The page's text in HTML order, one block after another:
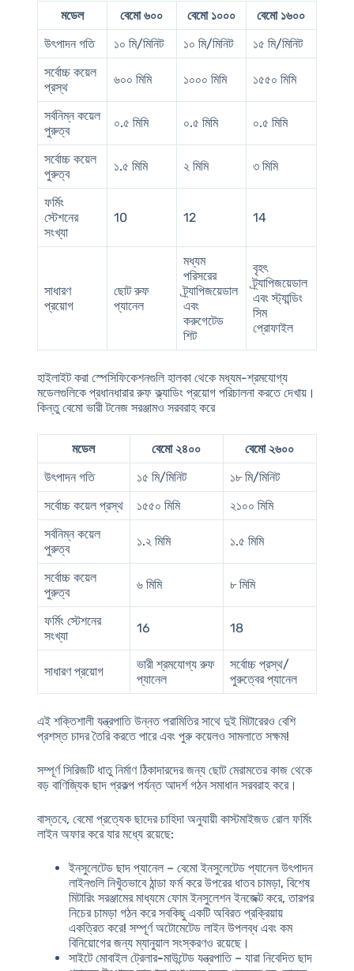
মডেল বেমো ৬০০ বেমো ১০০০
বেমো ১৬০০
উৎপাদন গতি
১০ মি/মিনিট ১০ মি/মিনিট
১৫ মি/মিনিট
সর্বোচ্চ কয়েল
প্রস্থ
৬০০ মিমি ১০০০ মিমি ১৫৫০ মিমি
সর্বনিম্ন কয়েল
পুরুত্ব
০.৫ মিমি ০.৫ মিমি ০.৫ মিমি
সর্বোচ্চ কয়েল
পুরুত্ব
১.৫ মিমি ২ মিমি ৩ মিমি
ফর্মিং
স্টেশনের
সংখ্যা
10 12 14
সাধারণ
প্রয়োগ
ছোট রুফ
প্যানেল
মধ্যম
পরিসরের
ট্র্যাপিজয়েডাল
এবং
করুগেটেড
শিট
বৃহৎ
ট্র্যাপিজয়েডাল
এবং স্ট্যান্ডিং
সিম
প্রোফাইল
হাইলাইট করা স্পেসিফিকেশনগুলি হালকা থেকে মধ্যম-শ্রমযোগ্য
মডেলগুলিকে প্রধানধারার রুফ ক্ল্যাডিং প্রয়োগ পরিচালনা করতে দেখায়।
কিন্তু বেমো ভারী টনেজ সরঞ্জামও সরবরাহ করে
মডেল বেমো ২৪০০
বেমো ২৬০০
উৎপাদন গতি
১৫ মি/মিনিট
১৮ মি/মিনিট
সর্বোচ্চ কয়েল প্রস্থ
১৫৫০ মিমি
২১০০ মিমি
সর্বনিম্ন কয়েল
পুরুত্ব
১.২ মিমি ১.৫ মিমি
সর্বোচ্চ কয়েল
পুরুত্ব
৬ মিমি ৮ মিমি
ফর্মিং স্টেশনের
সংখ্যা
16 18
সাধারণ প্রয়োগ
ভারী শ্রমযোগ্য রুফ
প্যানেল
সর্বোচ্চ প্রস্থ/
পুরুত্বের প্যানেল
এই শক্তিশালী যন্ত্রপাতি উন্নত পরামিতির সাথে দুই মিটারেরও বেশি
প্রশস্ত চাদর তৈরি করতে পারে এবং পুরু কয়েলও সামলাতে সক্ষম!
সম্পূর্ণ সিরিজটি ধাতু নির্মাণ ঠিকাদারদের জন্য ছোট মেরামতের কাজ থেকে
বড় বাণিজ্যিক ছাদ প্রকল্প পর্যন্ত আদর্শ গঠন সমাধান সরবরাহ করে।
বাস্তবে, বেমো প্রত্যেক ছাদের চাহিদা অনুযায়ী কাস্টমাইজড রোল ফর্মিং
লাইন অফার করে যার মধ্যে রয়েছে:
ইনসুলেটেড ছাদ প্যানেল– বেমো ইনসুলেটেড প্যানেল উৎপাদন
লাইনগুলি নিখুঁতভাবে ঠান্ডা ফর্ম করে উপরের ধাতব চামড়া, বিশেষ
মিটারিং সরঞ্জামের মাধ্যমে ফোম ইনসুলেশন ইনজেক্ট করে, তারপর
নিচের চামড়া গঠন করে সবকিছু একটি অবিরত প্রক্রিয়ায়
একত্রিত করে! সম্পূর্ণ অটোমেটেড লাইন উপলব্ধ এবং কম
বিনিয়োগের জন্য ম্যানুয়াল সংস্করণও রয়েছে।
সাইটে মোবাইল ট্রেলার-মাউন্টেড যন্ত্রপাতি– যারা নিবেদিত ছাদ